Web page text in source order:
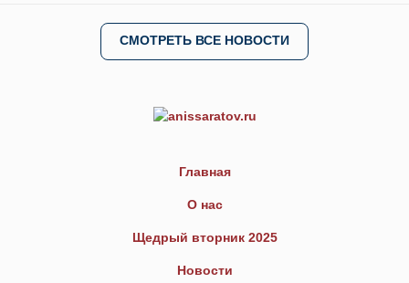
СМОТРЕТЬ ВСЕ НОВОСТИ
Главная
О нас
Щедрый вторник 2025
Новости